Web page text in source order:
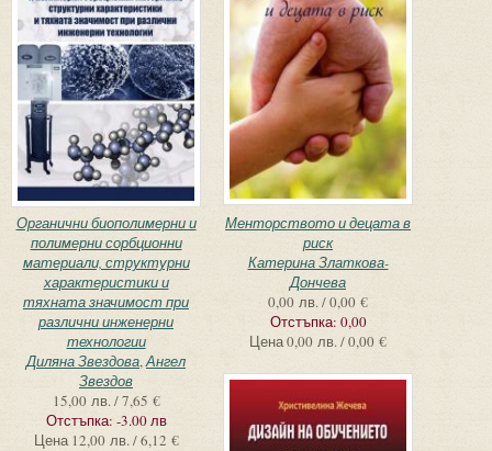
Органични биополимерни и
полимерни сорбционни
материали, структурни
характеристики и
тяхната значимост при
различни инженерни
технологии
Диляна Звездова,Ангел
Звездов
15,00 лв. / 7,65 €
Отстъпка: -3.00 лв
Цена 12,00 лв. / 6,12 €
Менторството и децата в
риск
Катерина Златкова-
Дончева
0,00 лв. / 0,00 €
Отстъпка: 0,00
Цена0,00 лв. / 0,00 €